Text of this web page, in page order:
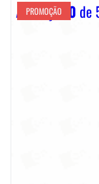
Avaliação 0 de
PROMOÇÃO